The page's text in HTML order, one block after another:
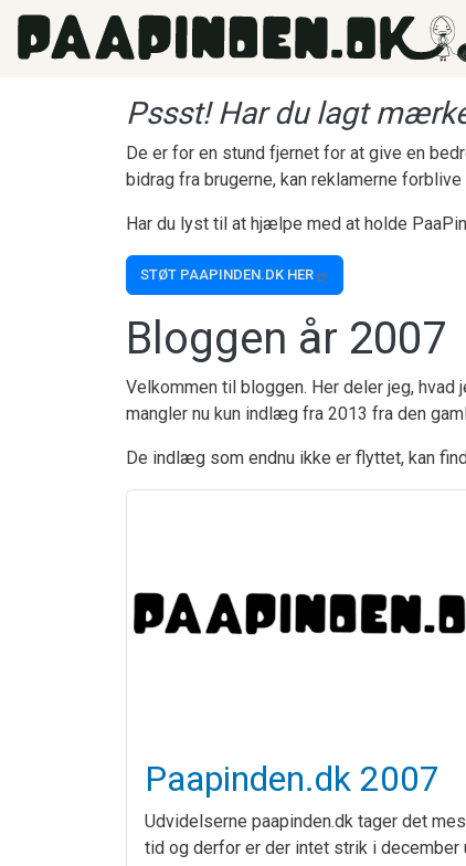
Gå til hovedindhold
Pssst! Har du lagt
De er for en stund fjernet for at give en
bidrag fra brugerne, kan reklamerne
Har du lyst til at hjælpe med at holde
STØT PAAPINDEN.DK HER
Bloggen år 2007
Velkommen til bloggen. Her deler jeg, hvad
mangler nu kun indlæg fra 2013 fra den
De indlæg som endnu ikke er flyttet, kan
Paapinden.dk 2007
Udvidelserne paapinden.dk tager det
tid og derfor er der intet strik i december